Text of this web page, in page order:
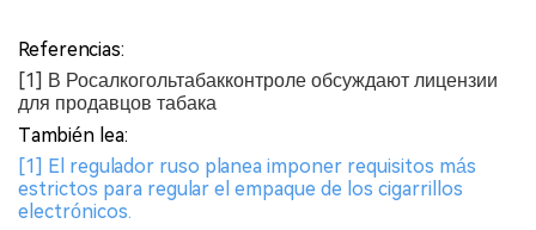
Referencias:
[1] В Росалкогольтабакконтроле обсуждают лицензии
для продавцов табака
También lea:
[1] El regulador ruso planea imponer requisitos más
estrictos para regular el empaque de los cigarrillos
electrónicos.